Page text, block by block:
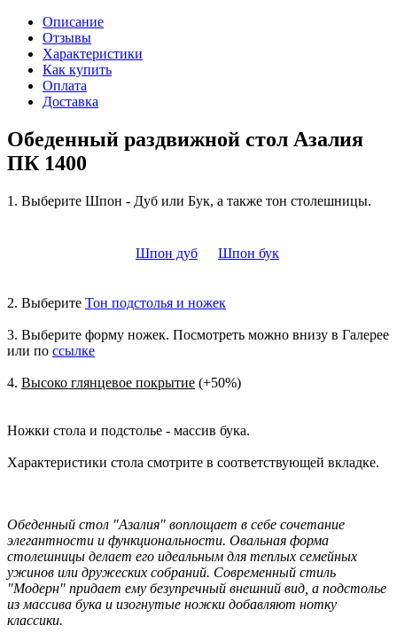
Описание
Отзывы
Характеристики
Как купить
Оплата
Доставка
Обеденный раздвижной стол Азалия
ПК 1400
1. Выберите Шпон - Дуб или Бук, а также тон столешницы.
Шпон дуб Шпон бук
2. Выберите Тон подстолья и ножек
3. Выберите форму ножек. Посмотреть можно внизу в Галерее
или по ссылке
4. Высоко глянцевое покрытие (+50%)
Ножки стола и подстолье - массив бука.
Характеристики стола смотрите в соответствующей вкладке.
Обеденный стол "Азалия" воплощает в себе сочетание
элегантности и функциональности. Овальная форма
столешницы делает его идеальным для теплых семейных
ужинов или дружеских собраний. Современный стиль
"Модерн" придает ему безупречный внешний вид, а подстолье
из массива бука и изогнутые ножки добавляют нотку
классики.